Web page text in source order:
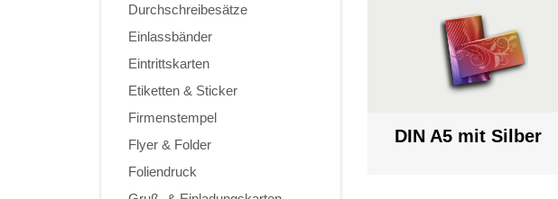
Durchschreibesätze
Einlassbänder
Eintrittskarten
Etiketten & Sticker
Firmenstempel
Flyer & Folder
Foliendruck
DIN A5 mit Silber